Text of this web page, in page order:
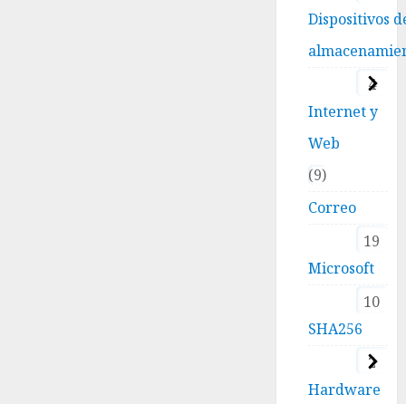
Dispositivos
4
Internet y
Web
9
Correo
19
Microsoft
10
SHA256
2
Hardware